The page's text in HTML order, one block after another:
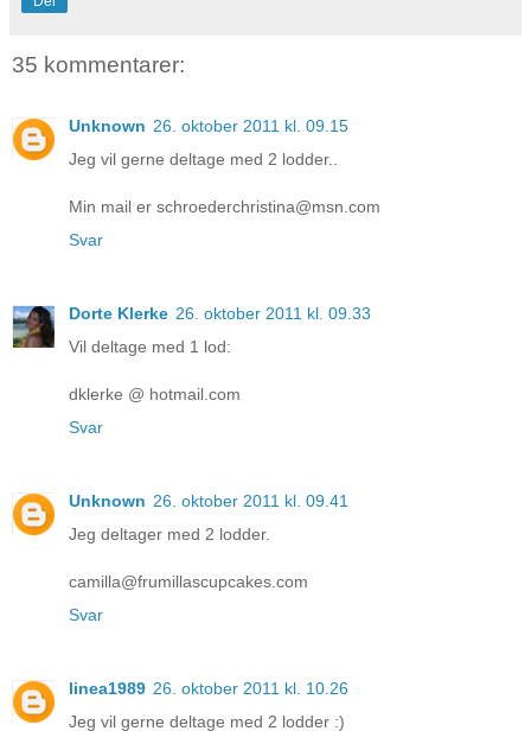
35 kommentarer:
Unknown 26. oktober 2011 kl. 09.15
Jeg vil gerne deltage med 2 lodder..
Min mail er schroederchristina@msn.com
Svar
Dorte Klerke 26. oktober 2011 kl. 09.33
Vil deltage med 1 lod:
dklerke @ hotmail.com
Svar
Unknown 26. oktober 2011 kl. 09.41
Jeg deltager med 2 lodder.
camilla@frumillascupcakes.com
Svar
linea1989 26. oktober 2011 kl. 10.26
Jeg vil gerne deltage med 2 lodder :)